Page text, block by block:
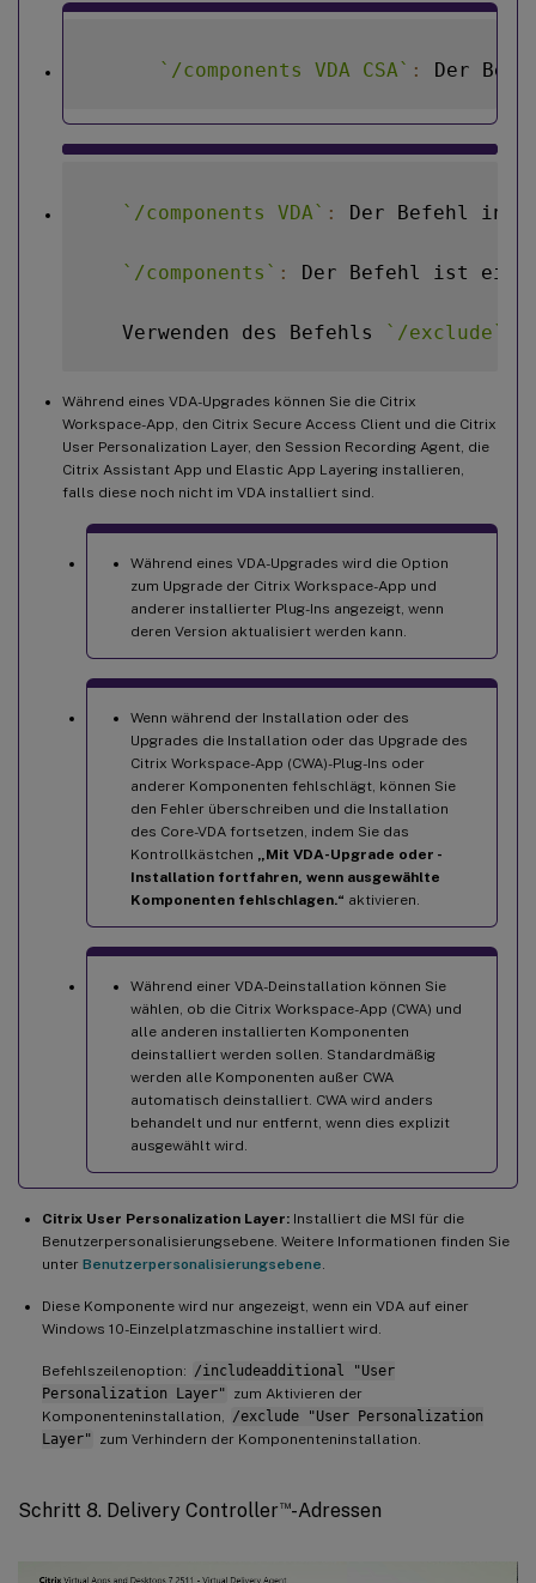
` /components VDA CSA` : Der
` /components VDA` : Der Befehl
` /components ` : Der Befehl ist ein
   Verwenden des Befehls
` /exclude`
Während eines VDA-Upgrades können Sie die Citrix
Workspace-App, den Citrix Secure Access Client und die Citrix
User Personalization Layer, den Session Recording Agent, die
Citrix Assistant App und Elastic App Layering installieren,
falls diese noch nicht im VDA installiert sind.
Während eines VDA-Upgrades wird die Option
zum Upgrade der Citrix Workspace-App und
anderer installierter Plug-Ins angezeigt, wenn
deren Version aktualisiert werden kann.
Wenn während der Installation oder des
Upgrades die Installation oder das Upgrade des
Citrix Workspace-App (CWA)-Plug-Ins oder
anderer Komponenten fehlschlägt, können Sie
den Fehler überschreiben und die Installation
des Core-VDA fortsetzen, indem Sie das
Kontrollkästchen
„Mit VDA-Upgrade oder -
Installation fortfahren, wenn ausgewählte
Komponenten fehlschlagen.“ aktivieren.
Während einer VDA-Deinstallation können Sie
wählen, ob die Citrix Workspace-App (CWA) und
alle anderen installierten Komponenten
deinstalliert werden sollen. Standardmäßig
werden alle Komponenten außer CWA
automatisch deinstalliert. CWA wird anders
behandelt und nur entfernt, wenn dies explizit
ausgewählt wird.
Citrix User Personalization Layer: Installiert die MSI für die
Benutzerpersonalisierungsebene. Weitere Informationen finden Sie
unter Benutzerpersonalisierungsebene
Diese Komponente wird nur angezeigt, wenn ein VDA auf einer
Windows 10-Einzelplatzmaschine installiert wird.
Befehlszeilenoption: /includeadditional "User
Personalization Layer" zum Aktivieren der
Komponenteninstallation,
/exclude "User Personalization
Layer" zum Verhindern der Komponenteninstallation.
Schritt 8. Delivery Controller™-Adressen